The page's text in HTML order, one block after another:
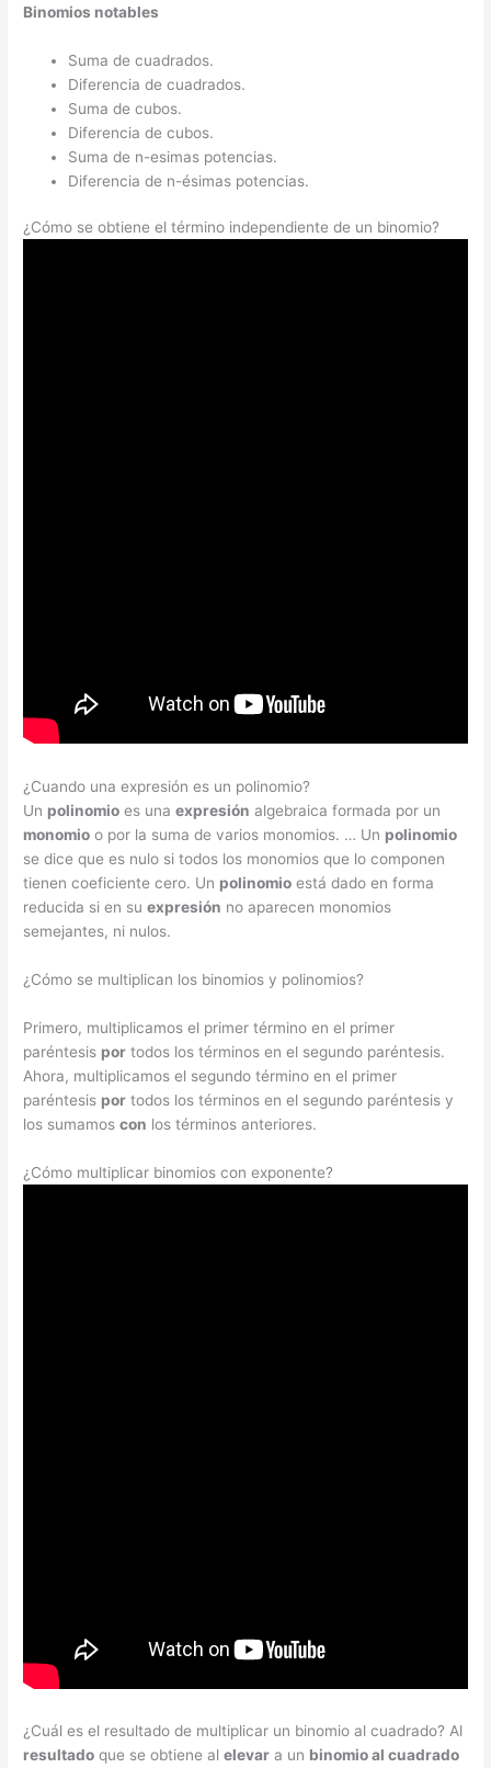
Binomios notables
Suma de cuadrados.
Diferencia de cuadrados.
Suma de cubos.
Diferencia de cubos.
Suma de n-esimas potencias.
Diferencia de n-ésimas potencias.
¿Cómo se obtiene el término independiente de un binomio?
¿Cuando una expresión es un polinomio?
Un polinomio es unaexpresión algebraica formada por un
monomio o por la suma de varios monomios. … Un polinomio
se dice que es nulo si todos los monomios que lo componen
tienen coeficiente cero. Un polinomio está dado en forma
reducida si en suexpresión no aparecen monomios
semejantes, ni nulos.
¿Cómo se multiplican los binomios y polinomios?
Primero, multiplicamos el primer término en el primer
paréntesis por todos los términos en el segundo paréntesis.
Ahora, multiplicamos el segundo término en el primer
paréntesis por todos los términos en el segundo paréntesis y
los sumamoscon los términos anteriores.
¿Cómo multiplicar binomios con exponente?
¿Cuál es el resultado de multiplicar un binomio al cuadrado? Al
resultado que se obtiene alelevar a un binomio al cuadrado